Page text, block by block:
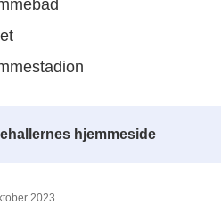
hjemmeside
2023